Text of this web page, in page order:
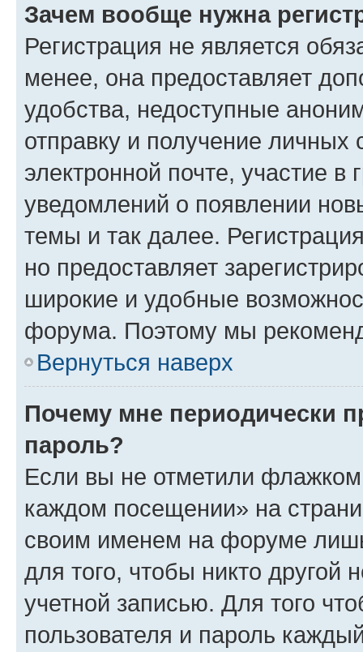
Зачем вообще нужна
Регистрация не является
менее, она предоставляет
удобства, недоступные
отправку и получение
электронной почте, участие в
уведомлений о появлении
темы и так далее.
но предоставляет
широкие и удобные
форума. Поэтому мы
Вернуться наверх
Почему мне периодически
пароль?
Если вы не отметили флажком
каждом посещении» на
своим именем на форуме
для того, чтобы никто другой
учетной записью. Для того
пользователя и пароль